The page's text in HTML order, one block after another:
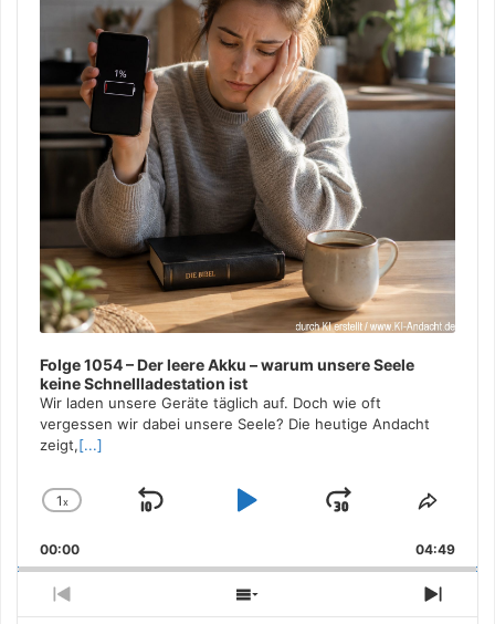
Folge 1054 – Der leere Akku – warum unsere Seele
keine Schnellladestation ist
Wir laden unsere Geräte täglich auf. Doch wie oft
vergessen wir dabei unsere Seele? Die heutige Andacht
zeigt,[...]
Change
Rate
1x
Skip
Play
Jump
Forward
Share
00:00 04:49
Previous
Show
Next